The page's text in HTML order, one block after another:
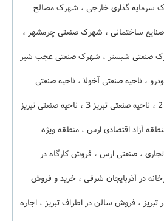
گذاری خارجی ، شهرک مصالح
ساختمانی ، شهرک صنعتی چرمشهر ،
صنعتی شبستر ، شهرک صنعتی عجب شیر
، ناحیه صنعتی آخولا ، ناحیه صنعتی
تبریز 1 ، ناحیه صنعتی تبریز 2 ، ناحیه صنعتی تبریز 3 ، ناحیه صنعتی تبریز
صنعتی تبریز 5 ، منطقه آزاد اقتصادی ارس ، منطقه ویژه
، صنعتی ارس ، فروش کارگاه در
در آذربایجان شرقی ، خرید و فروش
تبریز ، فروش سالن در اطراف تبریز ، اجاره